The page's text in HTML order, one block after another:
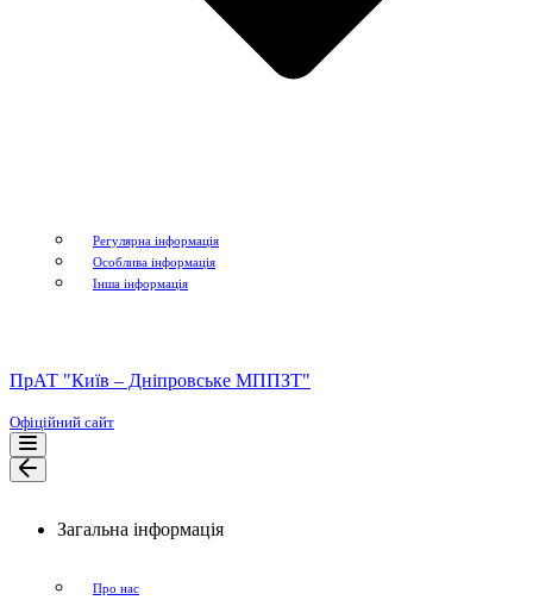
Регулярна інформація
Особлива інформація
Інша інформація
ПрАТ "Київ – Дніпровське МППЗТ"
Офіційний сайт
Меню
навігації
Меню
Загальна інформація
Про нас